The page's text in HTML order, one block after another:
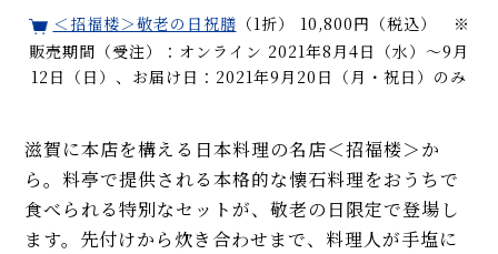
＜招福楼＞敬老の日祝膳 （1折） 10,800円（税込） ※
販売期間（受注）：オンライン 2021年8月4日（水）～9月
12日（日）、お届け日：2021年9月20日（月・祝日）のみ
滋賀に本店を構える日本料理の名店＜招福楼＞か
ら。料亭で提供される本格的な懐石料理をおうちで
食べられる特別なセットが、敬老の日限定で登場し
ます。先付けから炊き合わせまで、料理人が手塩に